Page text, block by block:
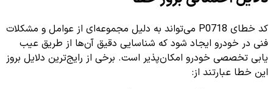
کد خطای P0718 می‌تواند به دلیل مجموعه‌ای از عوامل و مشکلات
فنی در خودرو ایجاد شود که شناسایی دقیق آن‌ها از طریق عیب
یابی تخصصی خودرو امکان‌پذیر است. برخی از رایج‌ترین دلایل بروز
این خطا عبارتند از: